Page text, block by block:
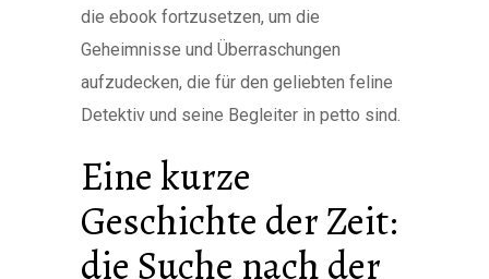
die ebook fortzusetzen, um die
Geheimnisse und Überraschungen
aufzudecken, die für den geliebten feline
Detektiv und seine Begleiter in petto sind.
Eine kurze
Geschichte der Zeit:
die Suche nach der